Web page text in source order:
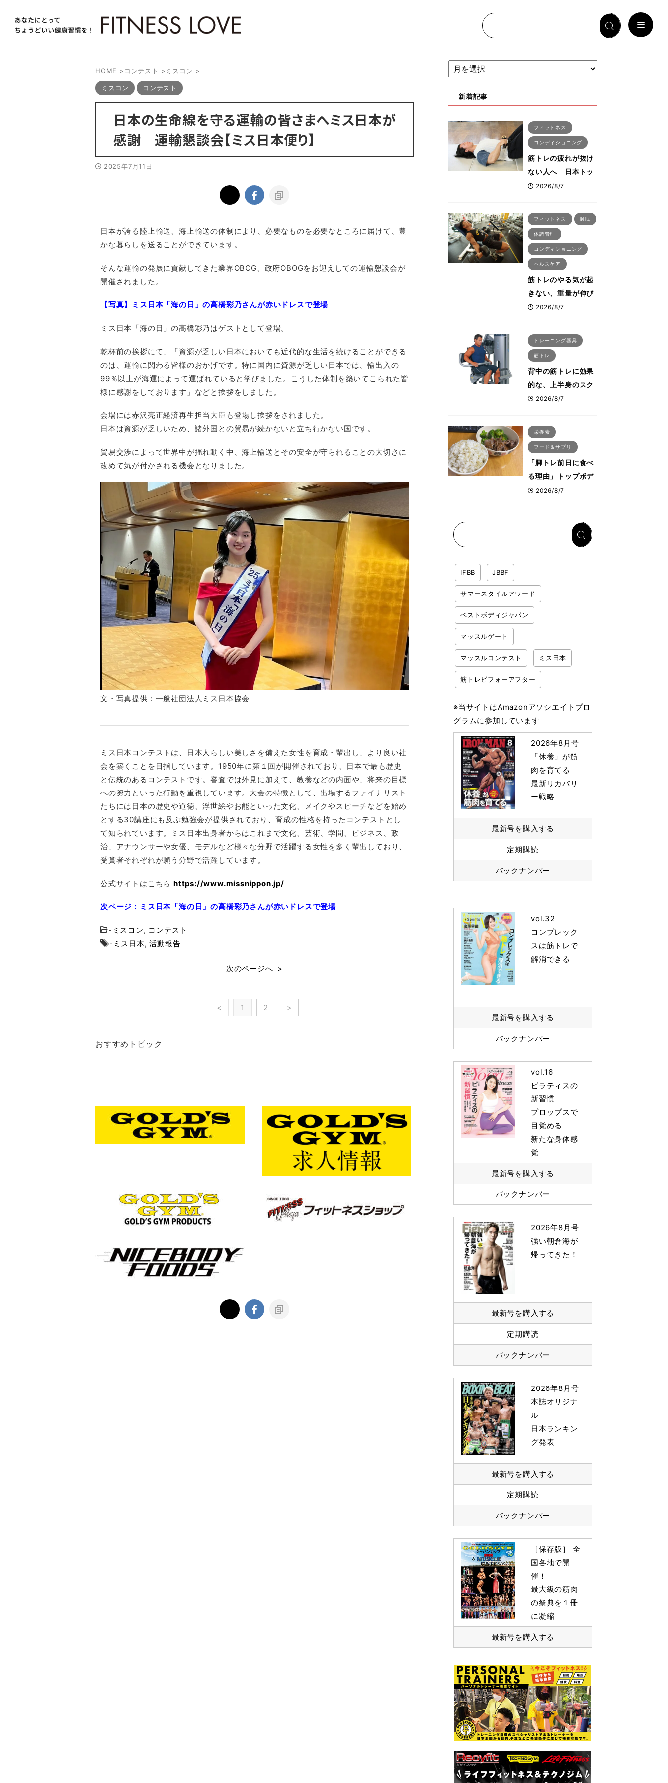
HOME > コンテスト > ミスコン >
ミスコン コンテスト
日本の生命線を守る運輸の皆さまへミス日本が
感謝 運輸懇談会【ミス日本便り】
2025年7月11日
日本が誇る陸上輸送、海上輸送の体制により、必要なものを必要なところに届けて、豊
かな暮らしを送ることができています。
そんな運輸の発展に貢献してきた業界OBOG、政府OBOGをお迎えしての運輸懇談会が
開催されました。
【写真】ミス日本「海の日」の高橋彩乃さんが赤いドレスで登場
ミス日本「海の日」の高橋彩乃はゲストとして登場。
乾杯前の挨拶にて、「資源が乏しい日本においても近代的な生活を続けることができる
のは、運輸に関わる皆様のおかげです。特に国内に資源が乏しい日本では、輸出入の
99％以上が海運によって運ばれていると学びました。こうした体制を築いてこられた皆
様に感謝をしております」などと挨拶をしました。
会場には赤沢亮正経済再生担当大臣も登場し挨拶をされました。
日本は資源が乏しいため、諸外国との貿易が続かないと立ち行かない国です。
貿易交渉によって世界中が揺れ動く中、海上輸送とその安全が守られることの大切さに
改めて気が付かされる機会となりました。
文・写真提供：一般社団法人ミス日本協会
ミス日本コンテストは、日本人らしい美しさを備えた女性を育成・輩出し、より良い社
会を築くことを目指しています。1950年に第１回が開催されており、日本で最も歴史
と伝統のあるコンテストです。審査では外見に加えて、教養などの内面や、将来の目標
への努力といった行動を重視しています。大会の特徴として、出場するファイナリスト
たちには日本の歴史や道徳、浮世絵やお能といった文化、メイクやスピーチなどを始め
とする30講座にも及ぶ勉強会が提供されており、育成の性格を持ったコンテストとし
て知られています。ミス日本出身者からはこれまで文化、芸術、学問、ビジネス、政
治、アナウンサーや女優、モデルなど様々な分野で活躍する女性を多く輩出しており、
受賞者それぞれが願う分野で活躍しています。
公式サイトはこちら https://www.missnippon.jp/
次ページ：ミス日本「海の日」の高橋彩乃さんが赤いドレスで登場
- ミスコン, コンテスト
- ミス日本,活動報告
次のページへ >
< 1 2 >
おすすめトピック
新着記事
フィットネス
コンディショニング
筋トレの疲れが抜け
ない人へ 日本トッ
プボディビルダー・
る「回復習慣」
2026/8/7
フィットネス 睡眠
体調管理
コンディショニング
ヘルスケア
筋トレのやる気が起
きない、重量が伸び
ない ボディビル世
える食事・睡眠・呼
吸の整え方
2026/8/7
トレーニング器具
筋トレ
背中の筋トレに効果
的な、上半身のスク
ワットとも言われた
ス・プルオーバーマ
シン”とは？
2026/8/7
栄養素
フード＆サプリ
「脚トレ前日に食べ
る理由」トップボデ
ィビルダーが愛用す
2026/8/7
IFBB JBBF
サマースタイルアワード
ベストボディジャパン
マッスルゲート
マッスルコンテスト ミス日本
筋トレビフォーアフター
※当サイトはAmazonアソシエイトプロ
グラムに参加しています
2026年8月号
「休養」が筋
肉を育てる
最新リカバリ
ー戦略
最新号を購入する
定期購読
バックナンバー
vol.32
コンプレック
スは筋トレで
解消できる
最新号を購入する
バックナンバー
vol.16
ピラティスの
新習慣
プロップスで
目覚める
新たな身体感
覚
最新号を購入する
バックナンバー
2026年8月号
強い朝倉海が
帰ってきた！
最新号を購入する
定期購読
バックナンバー
2026年8月号
本誌オリジナ
ル
日本ランキン
グ発表
最新号を購入する
定期購読
バックナンバー
［保存版］ 全
国各地で開
催！
最大級の筋肉
の祭典を１冊
に凝縮
最新号を購入する